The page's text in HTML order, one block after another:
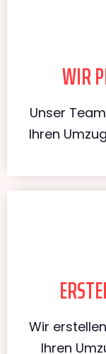
WIR
Unser
Ihren
Wir
Ihren